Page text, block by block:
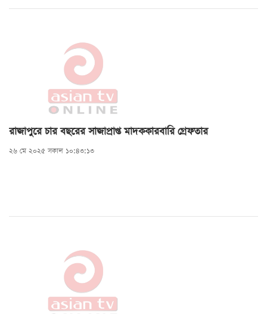
রাজাপুরে চার বছরের সাজাপ্রাপ্ত মাদককারবারি গ্রেফতার
২৬ মে ২০২৫ সকাল ১০:৪৩:১৩